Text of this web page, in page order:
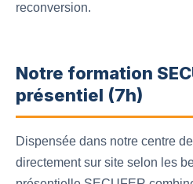
reconversion.
Notre formation
présentiel (7h)
Dispensée dans notre centre
directement sur site selon les